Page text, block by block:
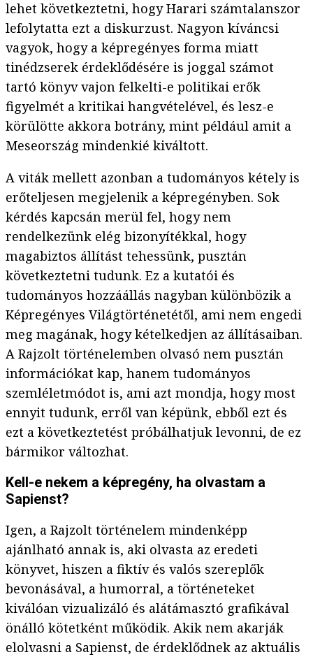
lehet következtetni, hogy Harari számtalanszor
lefolytatta ezt a diskurzust. Nagyon kíváncsi
vagyok, hogy a képregényes forma miatt
tinédzserek érdeklődésére is joggal számot
tartó könyv vajon felkelti-e politikai erők
figyelmét a kritikai hangvételével, és lesz-e
körülötte akkora botrány, mint például amit a
Meseország mindenkié kiváltott.
A viták mellett azonban a tudományos kétely is
erőteljesen megjelenik a képregényben. Sok
kérdés kapcsán merül fel, hogy nem
rendelkezünk elég bizonyítékkal, hogy
magabiztos állítást tehessünk, pusztán
következtetni tudunk. Ez a kutatói és
tudományos hozzáállás nagyban különbözik a
Képregényes Világtörténetétől, ami nem engedi
meg magának, hogy kételkedjen az állításaiban.
A Rajzolt történelemben olvasó nem pusztán
információkat kap, hanem tudományos
szemléletmódot is, ami azt mondja, hogy most
ennyit tudunk, erről van képünk, ebből ezt és
ezt a következtetést próbálhatjuk levonni, de ez
bármikor változhat.
Kell-e nekem a képregény, ha olvastam a
Sapienst?
Igen, a Rajzolt történelem mindenképp
ajánlható annak is, aki olvasta az eredeti
könyvet, hiszen a fiktív és valós szereplők
bevonásával, a humorral, a történeteket
kiválóan vizualizáló és alátámasztó grafikával
önálló kötetként működik. Akik nem akarják
elolvasni a Sapienst, de érdeklődnek az aktuális